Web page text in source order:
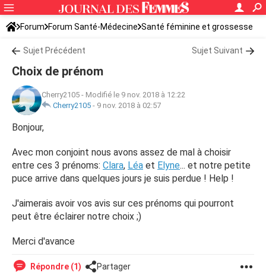
Forum Forum Santé-Médecine Santé féminine et grossesse
Sujet Précédent Sujet Suivant
Choix de prénom
Cherry2105 - Modifié le 9 nov. 2018 à 12:22
Cherry2105 - 9 nov. 2018 à 02:57
Bonjour,
Avec mon conjoint nous avons assez de mal à choisir
entre ces 3 prénoms: Clara, Léa et Elyne... et notre petite
puce arrive dans quelques jours je suis perdue ! Help !
J'aimerais avoir vos avis sur ces prénoms qui pourront
peut être éclairer notre choix ;)
Merci d'avance
Répondre (1) Partager